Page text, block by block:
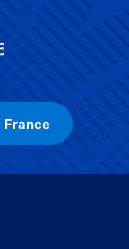
France